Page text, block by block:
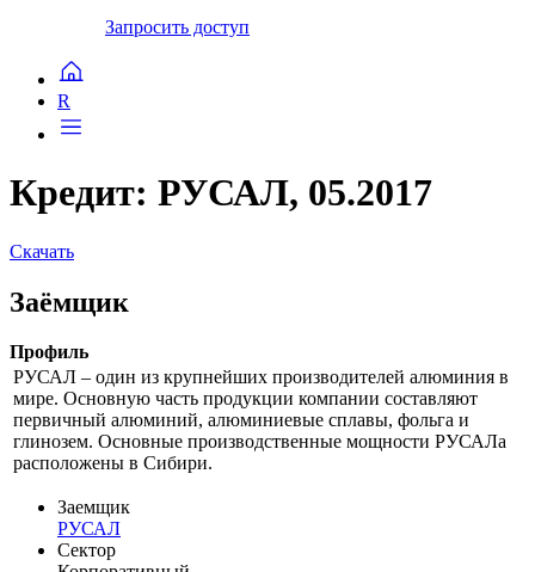
Запросить доступ
R
Кредит: РУСАЛ, 05.2017
Скачать
Заёмщик
Профиль
РУСАЛ – один из крупнейших производителей алюминия в
мире. Основную часть продукции компании составляют
первичный алюминий, алюминиевые сплавы, фольга и
глинозем. Основные производственные мощности РУСАЛа
расположены в Сибири.
Заемщик
РУСАЛ
Сектор